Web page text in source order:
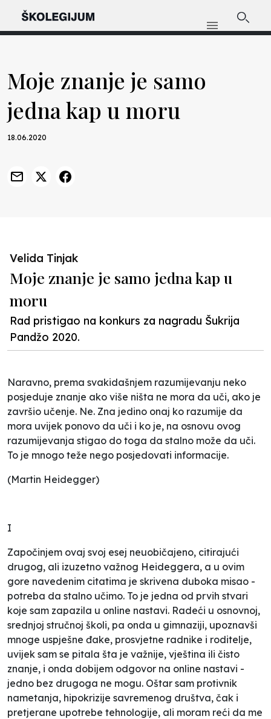
Moje znanje je samo
jedna kap u moru
18.06.2020
Velida Tinjak
Moje znanje je samo jedna kap u
moru
Rad pristigao na konkurs za nagradu Šukrija
Pandžo 2020.
Naravno, prema svakidašnjem razumijevanju neko
posjeduje znanje ako više ništa ne mora da uči, ako je
završio učenje. Ne. Zna jedino onaj ko razumije da
mora uvijek ponovo da uči i ko je, na osnovu ovog
razumijevanja stigao do toga da stalno može da uči.
To je mnogo teže nego posjedovati informacije.
(Martin Heidegger)
I
Započinjem ovaj svoj esej neuobičajeno, citirajući
drugog, ali izuzetno važnog Heideggera, a u ovim
gore navedenim citatima je skrivena duboka misao -
potreba da stalno učimo. To je jedna od prvih stvari
koje sam zapazila u online nastavi. Radeći u osnovnoj,
srednjoj stručnoj školi, pa onda u gimnaziji, upoznavši
mnoge uspješne đake, prosvjetne radnike i roditelje,
uvijek sam se pitala šta je važnije, vještina ili čisto
znanje, i onda dobijem odgovor na online nastavi -
jedno bez drugoga ne mogu. Oštar sam protivnik
nametanja, hipokrizije savremenog društva, čak i
pretjerane upotrebe tehnologije, ali moram reći da me